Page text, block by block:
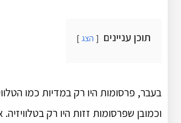
תוכן עניינים הצג
בעבר, פרסומות היו רק במדיות כמו
וכמובן שפרסומות זזות היו רק